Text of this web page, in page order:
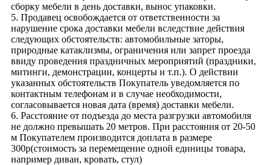
сборку мебели в день доставки, вынос упаковки.
5. Продавец освобождается от ответственности за
нарушение срока доставки мебели вследствие действия
следующих обстоятельств: автомобильные заторы,
природные катаклизмы, ограничения или запрет проезда
ввиду проведения праздничных мероприятий (праздники,
митинги, демонстрации, концерты и т.п.). О действии
указанных обстоятельств Покупатель уведомляется по
контактным телефонам и в случае необходимости,
согласовывается новая дата (время) доставки мебели.
6. Расстояние от подъезда до места разгрузки автомобиля
не должно превышать 20 метров. При расстояния от 20-50
м Покупателем производится доплата в размере
300р(стоимость за перемещение одной единицы товара,
например диван, кровать, стул)